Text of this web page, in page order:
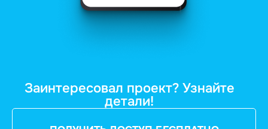
Заинтересовал проект? Узнайте
детали!